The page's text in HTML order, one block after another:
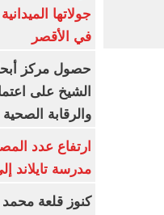
جولاتها
في الأقصر
حصول مركز
الشيخ على
والرقابة الصحية
ارتفاع عدد
مدرسة تايلاند إلى 23
كنوز قلعة